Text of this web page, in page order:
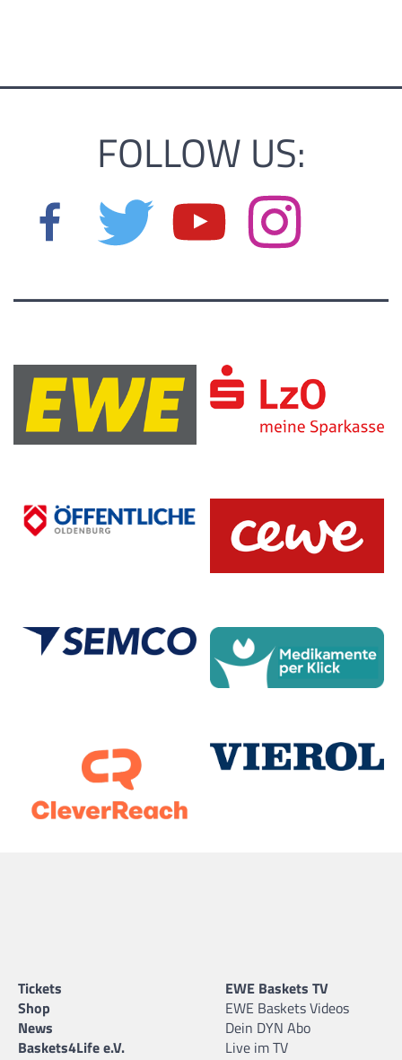
FOLLOW US:
Tickets
Shop
News
Baskets4Life e.V.
EWE Baskets TV
EWE Baskets Videos
Dein DYN Abo
Live im TV